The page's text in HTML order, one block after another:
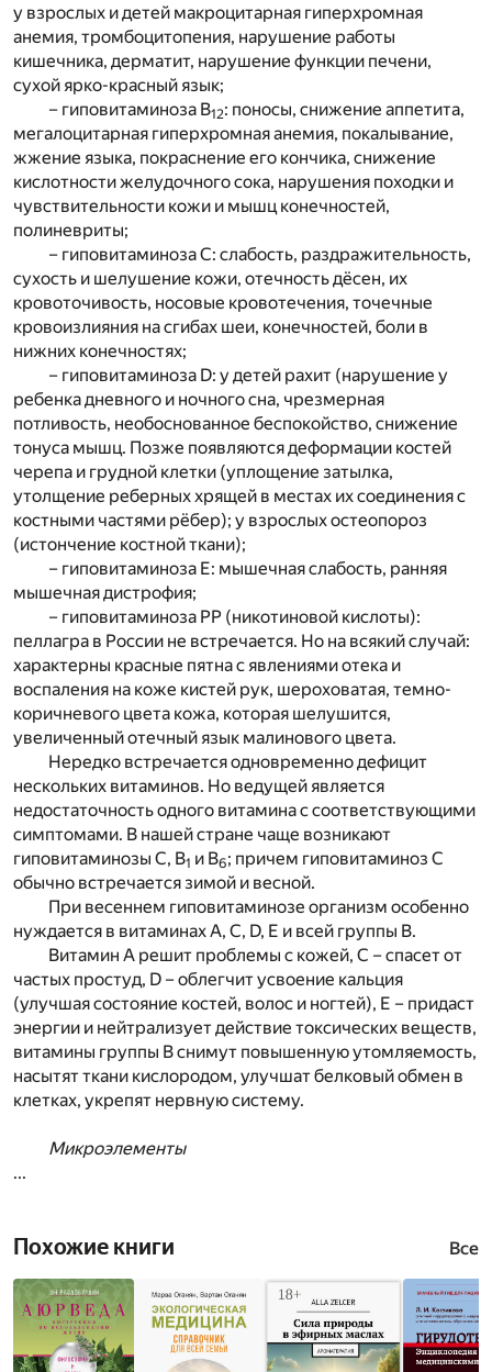
у взрослых и детей макроцитарная гиперхромная
анемия, тромбоцитопения, нарушение работы
кишечника, дерматит, нарушение функции печени,
сухой ярко-красный язык;
– гиповитаминоза В12: поносы, снижение аппетита,
мегалоцитарная гиперхромная анемия, покалывание,
жжение языка, покраснение его кончика, снижение
кислотности желудочного сока, нарушения походки и
чувствительности кожи и мышц конечностей,
полиневриты;
– гиповитаминоза С: слабость, раздражительность,
сухость и шелушение кожи, отечность дёсен, их
кровоточивость, носовые кровотечения, точечные
кровоизлияния на сгибах шеи, конечностей, боли в
нижних конечностях;
– гиповитаминоза D: у детей рахит (нарушение у
ребенка дневного и ночного сна, чрезмерная
потливость, необоснованное беспокойство, снижение
тонуса мышц. Позже появляются деформации костей
черепа и грудной клетки (уплощение затылка,
утолщение реберных хрящей в местах их соединения с
костными частями рёбер); у взрослых остеопороз
(истончение костной ткани);
– гиповитаминоза Е: мышечная слабость, ранняя
мышечная дистрофия;
– гиповитаминоза РР (никотиновой кислоты):
пеллагра в России не встречается. Но на всякий случай:
характерны красные пятна с явлениями отека и
воспаления на коже кистей рук, шероховатая, темно-
коричневого цвета кожа, которая шелушится,
увеличенный отечный язык малинового цвета.
Нередко встречается одновременно дефицит
нескольких витаминов. Но ведущей является
недостаточность одного витамина с соответствующими
симптомами. В нашей стране чаще возникают
гиповитаминозы С, В1 и В6; причем гиповитаминоз С
обычно встречается зимой и весной.
При весеннем гиповитаминозе организм особенно
нуждается в витаминах А, С, D, Е и всей группы В.
Витамин А решит проблемы с кожей, С – спасет от
частых простуд, D – облегчит усвоение кальция
(улучшая состояние костей, волос и ногтей), Е – придаст
энергии и нейтрализует действие токсических веществ,
витамины группы В снимут повышенную утомляемость,
насытят ткани кислородом, улучшат белковый обмен в
клетках, укрепят нервную систему.
Микроэлементы
...
Похожие книги Все